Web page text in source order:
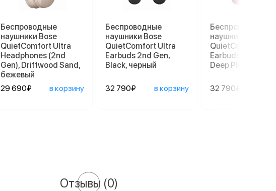
Беспроводные
наушники Bose
QuietComfort Ultra
Headphones (2nd
Gen), Driftwood Sand,
бежевый
29 690₽
в корзину
Беспроводные
наушники Bose
QuietComfort Ultra
Earbuds 2nd Gen,
Black, черный
32 790₽ в корзину
Беспроводные
наушники Bose
QuietComfort
Earbuds 2nd Gen,
Deep Plum,
32 790₽
Отзывы (0)